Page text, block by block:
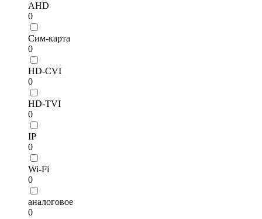
AHD
0
Cим-карта
0
HD-CVI
0
HD-TVI
0
IP
0
Wi-Fi
0
аналоговое
0